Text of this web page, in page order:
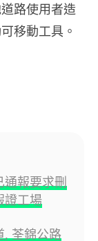
路使用者造
移動工具。
通報要求刪
證工場
, 荃錦公路